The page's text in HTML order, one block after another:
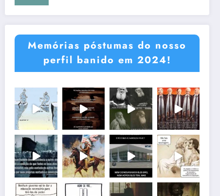
Memórias póstumas do nosso
perfil banido em 2024!